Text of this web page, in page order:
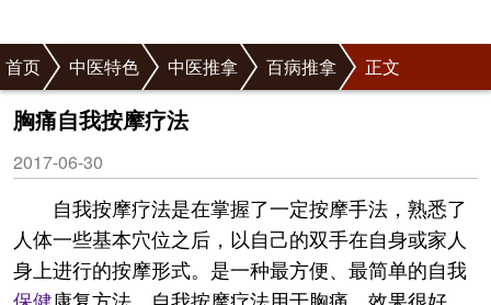
首页 中医特色 中医推拿 百病推拿 正文
胸痛自我按摩疗法
2017-06-30
自我按摩疗法是在掌握了一定按摩手法，熟悉了
人体一些基本穴位之后，以自己的双手在自身或家人
身上进行的按摩形式。是一种最方便、最简单的自我